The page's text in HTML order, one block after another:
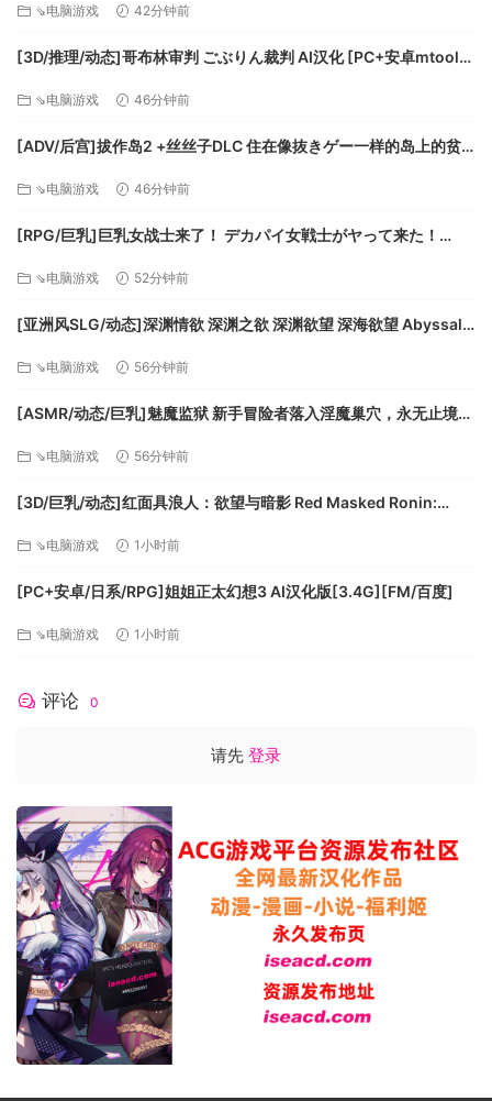
● 新增“快捷菜单切换”辅助功能。启用后，播放器无需设置菜
捷菜单将通过点击相应的按钮打开和关闭。 。
译文和叙述者
● 修复了使用“○译> 讲述人”设置时，良心画外音被忽视的问
题。
● 修改了良心角色会以慢动作执行动画的问题。
●修复了曾经的胡言乱语时，在儿童村中扮演了之后的第一个
● 修复了错误出现在Popsi ○文本中的开发标记。
战斗
● 增加了使用闪避对部分动作消除动作动画。
● 玩家在被击中时被击倒坐骑的增加了。
● 增加了战斗时玩家坐骑的逃跑行为。
石击中后躲避第二块岩石。
● 修改了玩家可能卡在抓动画中的问题。
● 固定刺激振作伤害乘数。
● 修改了空袭预防目标的跳跃攻击。
●修复了在战斗中扮演的Lupa-Lupin阵营介绍电影
确地使用了他们的Pichu Nanchuks。
● 修改了使用心灵传动投掷的石块不会造成伤害的问题。
● 修复了未显示红色伤害数字的致命一击。
用户界面
● 增加了地图上已完成区域目标的指标。
● 为服装中使用的物品添加了固定的专用。
● 修改可以在保养物品后显示错误物品的问题。
● 在系统或游戏关闭时添加暂停播放菜单时间。
● 添加了初始任务选项卡选择，可根据查到的任务打开“主要任
⇘电脑游戏 42分钟前
[3D/推理/动态]哥布林审判 ごぶりん裁判 AI汉化 [PC+安卓mtool]
⇘电脑游戏 46分钟前
[ADV/后宫]拔作岛2 +丝丝子DLC 住在像抜きゲー一样的岛上的贫
⇘电脑游戏 46分钟前
[RPG/巨乳]巨乳女战士来了！ デカパイ女戦士がヤって来た！
⇘电脑游戏 52分钟前
[亚洲风SLG/动态]深渊情欲 深渊之欲 深渊欲望 深海欲望 Abyssal
⇘电脑游戏 56分钟前
[ASMR/动态/巨乳]魅魔监狱 新手冒险者落入淫魔巢穴，永无止境地
⇘电脑游戏 56分钟前
[3D/巨乳/动态]红面具浪人：欲望与暗影 Red Masked Ronin:
⇘电脑游戏 1小时前
[PC+安卓/日系/RPG]姐姐正太幻想3 AI汉化版[3.4G][FM/百度]
⇘电脑游戏 1小时前
评论 0
请先 登录